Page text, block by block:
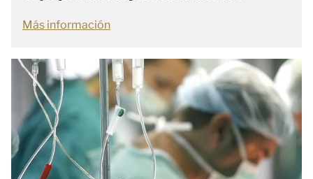
Más información